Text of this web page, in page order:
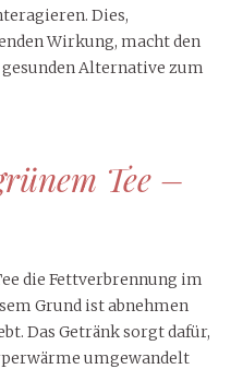
Dies,
Wirkung, macht den
Alternative zum
Tee –
die Fettverbrennung im
Grund ist abnehmen
Das Getränk sorgt dafür,
umgewandelt